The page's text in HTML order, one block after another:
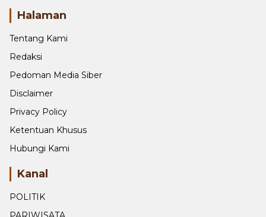
Halaman
Tentang Kami
Redaksi
Pedoman Media Siber
Disclaimer
Privacy Policy
Ketentuan Khusus
Hubungi Kami
Kanal
POLITIK